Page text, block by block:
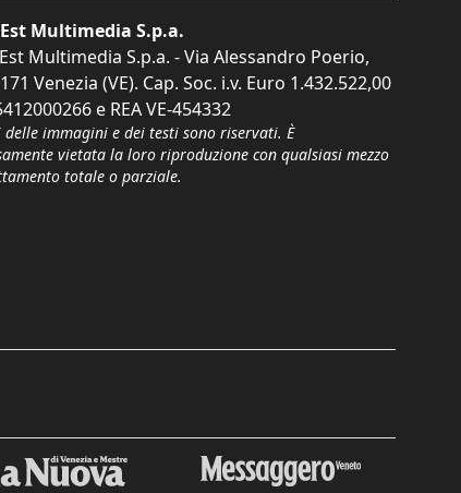
Multimedia S.p.a.
Multimedia S.p.a. - Via Alessandro Poerio,
Venezia (VE). Cap. Soc. i.v. Euro 1.432.522,00
e REA VE-454332
immagini e dei testi sono riservati. È
vietata la loro riproduzione con qualsiasi mezzo
totale o parziale.